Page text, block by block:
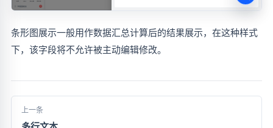
条形图展示一般用作数据汇总计算后的结果展示，在这种样式
下，该字段将不允许被主动编辑修改。
上一条